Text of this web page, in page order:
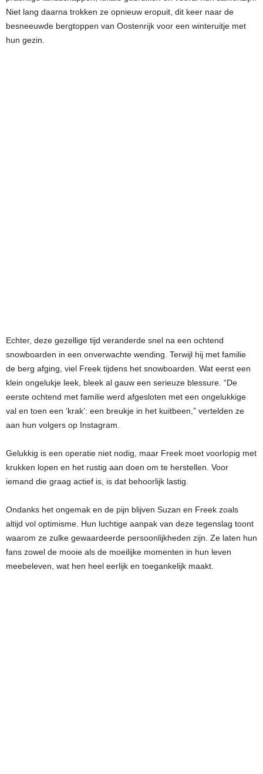
Niet lang daarna trokken ze opnieuw eropuit, dit keer naar de
besneeuwde bergtoppen van Oostenrijk voor een winteruitje met
hun gezin.
Echter, deze gezellige tijd veranderde snel na een ochtend
snowboarden in een onverwachte wending. Terwijl hij met familie
de berg afging, viel Freek tijdens het snowboarden. Wat eerst een
klein ongelukje leek, bleek al gauw een serieuze blessure. “De
eerste ochtend met familie werd afgesloten met een ongelukkige
val en toen een ‘krak’: een breukje in het kuitbeen,” vertelden ze
aan hun volgers op Instagram.
Gelukkig is een operatie niet nodig, maar Freek moet voorlopig met
krukken lopen en het rustig aan doen om te herstellen. Voor
iemand die graag actief is, is dat behoorlijk lastig.
Ondanks het ongemak en de pijn blijven Suzan en Freek zoals
altijd vol optimisme. Hun luchtige aanpak van deze tegenslag toont
waarom ze zulke gewaardeerde persoonlijkheden zijn. Ze laten hun
fans zowel de mooie als de moeilijke momenten in hun leven
meebeleven, wat hen heel eerlijk en toegankelijk maakt.